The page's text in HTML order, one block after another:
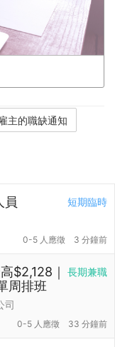
短期臨時
員
0-5 人應徵 3 分鐘前
長期兼職
$2,128｜
周排班
司
0-5 人應徵 33 分鐘前